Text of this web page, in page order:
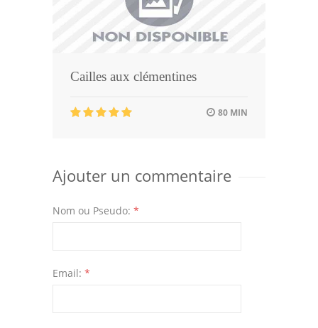
Cailles aux clémentines
80 MIN
Ajouter un commentaire
Nom ou Pseudo: *
Email: *